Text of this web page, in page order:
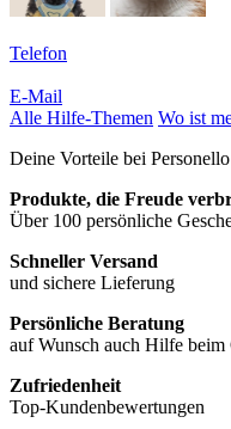
Telefon
E-Mail
Alle Hilfe-Themen Wo ist
Deine Vorteile bei Personello
Produkte, die Freude
Über 100 persönliche
Schneller Versand
und sichere Lieferung
Persönliche Beratung
auf Wunsch auch Hilfe beim
Zufriedenheit
Top-Kundenbewertungen